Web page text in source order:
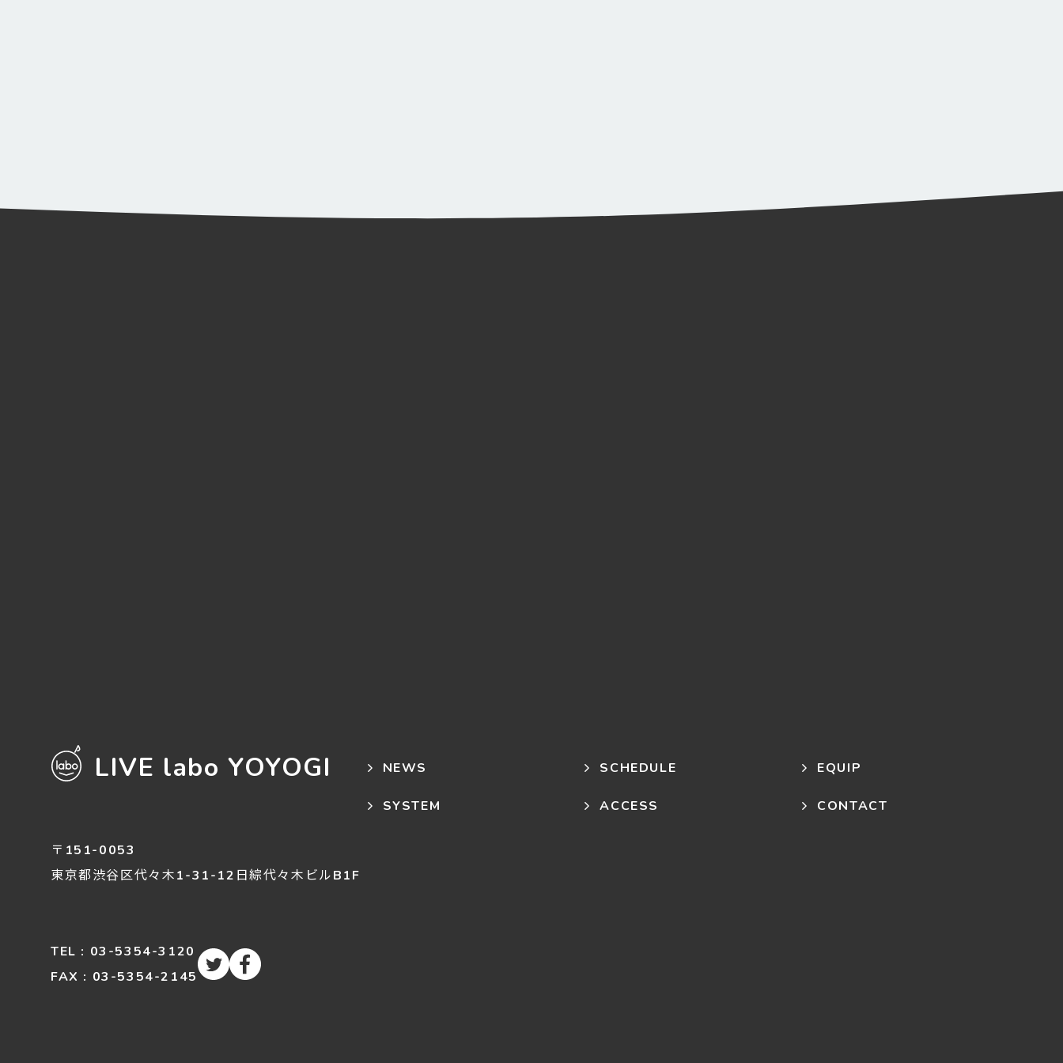
LIVE labo YOYOGI
〒151-0053
東京都渋谷区代々木1-31-12 日綜代々木ビルB1F
TEL : 03-5354-3120
FAX : 03-5354-2145
NEWS SCHEDULE EQUIP
SYSTEM ACCESS CONTACT